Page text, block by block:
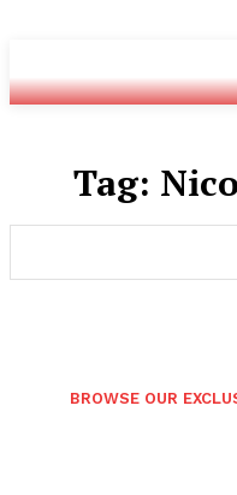
Tag:
BROWSE OUR